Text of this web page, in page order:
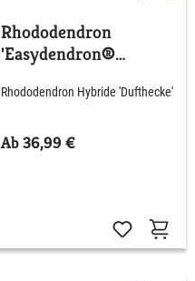
Rhododendron
'Easydendron®
50 cm
Rhododendron Hybride 'Dufthecke'
Ab 36,99 €